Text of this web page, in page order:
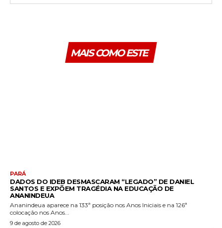
MAIS COMO ESTE
PARÁ
DADOS DO IDEB DESMASCARAM “LEGADO” DE DANIEL
SANTOS E EXPÕEM TRAGÉDIA NA EDUCAÇÃO DE
ANANINDEUA
Ananindeua aparece na 133ª posição nos Anos Iniciais e na 126ª
colocação nos Anos...
9 de agosto de 2026